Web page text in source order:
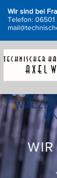
Wir sind bei
Telefon: 06501